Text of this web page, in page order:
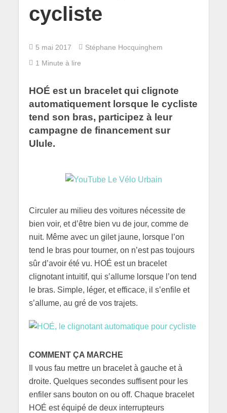
cycliste
5 mai 2017
Stéphane Hocquinghem
1 Minute à lire
HOÉ est un bracelet qui clignote
automatiquement lorsque le cycliste
tend son bras, participez à leur
campagne de financement sur
Ulule.
Circuler au milieu des voitures nécessite de
bien voir, et d’être bien vu de jour, comme de
nuit. Même avec un gilet jaune, lorsque l’on
tend le bras pour tourner, on n’est pas toujours
sûr d’avoir été vu. HOÉ est un bracelet
clignotant intuitif, qui s’allume lorsque l’on tend
le bras. Simple, léger, et efficace, il s’enfile et
s’allume, au gré de vos trajets.
COMMENT ÇA MARCHE
Il vous fau mettre un bracelet à gauche et à
droite. Quelques secondes suffisent pour les
enfiler sans bouton on ou off. Chaque bracelet
HOÉ est équipé de deux interrupteurs